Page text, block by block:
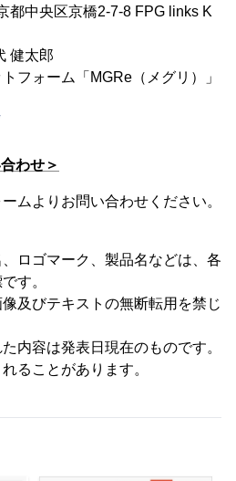
都中央区京橋2-7-8 FPG links K
健太郎
フォーム「MGRe（メグリ）」
わせ＞
ムよりお問い合わせください。
ロゴマーク、製品名などは、各
す。
及びテキストの無断転⽤を禁じ
内容は発表日現在のものです。
ることがあります。